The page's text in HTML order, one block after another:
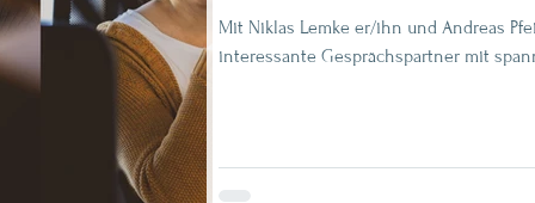
Mit Niklas Lemke er/ihn und Andreas
interessante Gesprächspartner mit